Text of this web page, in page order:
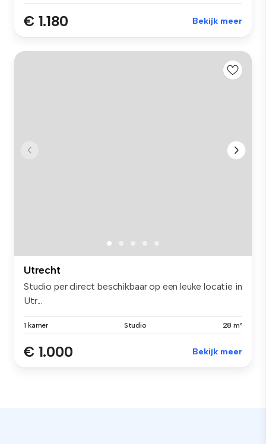
€ 1.180 Bekijk meer
Utrecht
Studio per direct beschikbaar op een leuke locatie in
Utr...
1 kamer Studio 28 m²
€ 1.000 Bekijk meer